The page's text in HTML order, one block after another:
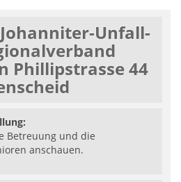
Unfall-
Phillipstrasse 44
Betreuung und die
anschauen.